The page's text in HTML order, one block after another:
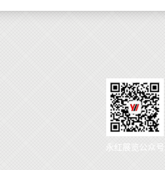
永红展览公众号